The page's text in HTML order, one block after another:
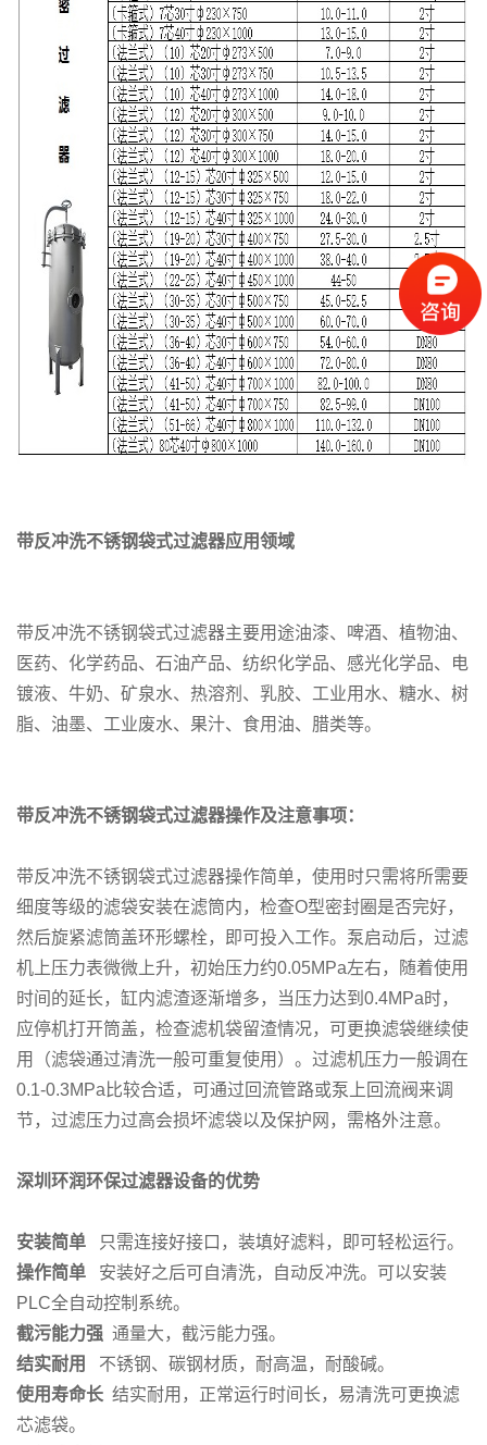
带反冲洗不锈钢袋式过滤器应用领域
带反冲洗不锈钢袋式过滤器主要用途油漆、啤酒、植物油、
医药、化学药品、石油产品、纺织化学品、感光化学品、电
镀液、牛奶、矿泉水、热溶剂、乳胶、工业用水、糖水、树
脂、油墨、工业废水、果汁、食用油、腊类等。
带反冲洗不锈钢袋式过滤器操作及注意事项：
带反冲洗不锈钢袋式过滤器操作简单，使用时只需将所需要
细度等级的滤袋安装在滤筒内，检查O型密封圈是否完好，
然后旋紧滤筒盖环形螺栓，即可投入工作。泵启动后，过滤
机上压力表微微上升，初始压力约0.05MPa左右，随着使用
时间的延长，缸内滤渣逐渐增多，当压力达到0.4MPa时，
应停机打开筒盖，检查滤机袋留渣情况，可更换滤袋继续使
用（滤袋通过清洗一般可重复使用）。过滤机压力一般调在
0.1-0.3MPa比较合适，可通过回流管路或泵上回流阀来调
节，过滤压力过高会损坏滤袋以及保护网，需格外注意。
深圳环润环保过滤器设备的优势
安装简单 只需连接好接口，装填好滤料，即可轻松运行。
操作简单
安装好之后可自清洗，自动反冲洗。可以安装
PLC全自动控制系统。
截污能力强 通量大，截污能力强。
结实耐用
不锈钢、碳钢材质，耐高温，耐酸碱。
使用寿命长 结实耐用，正常运行时间长，易清洗可更换滤
芯滤袋。